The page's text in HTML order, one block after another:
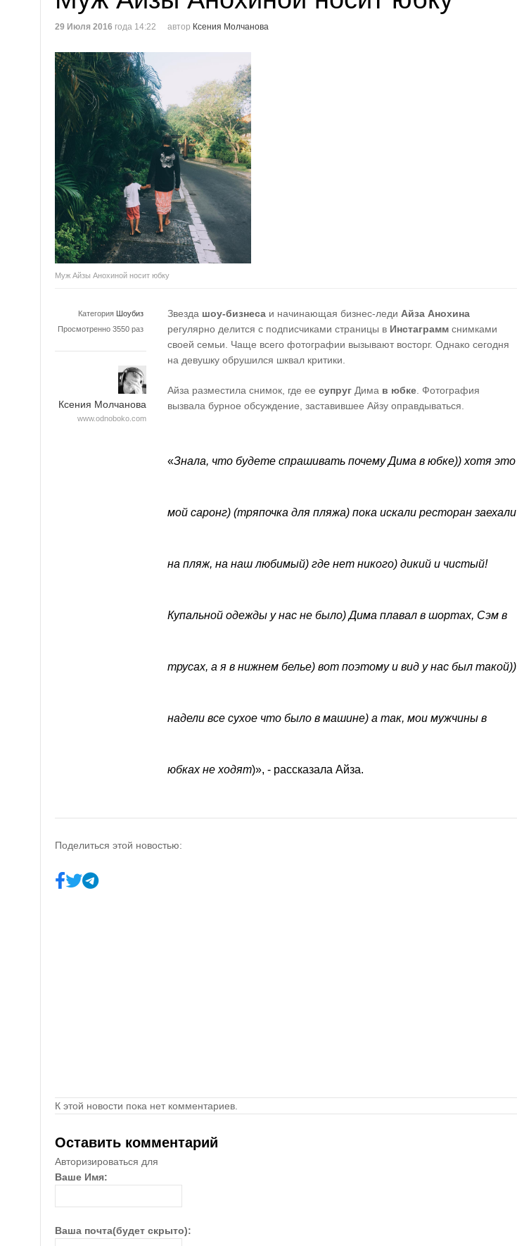
29 Июля 2016 года 14:22 автор Ксения Молчанова
Муж Айзы Анохиной носит юбку
Категория Шоубиз
Просмотренно 3550 раз
Ксения Молчанова
www.odnoboko.com
Звезда шоу-бизнеса и начинающая бизнес-леди Айза Анохина
регулярно делится с подписчиками страницы в Инстаграмм снимками
своей семьи. Чаще всего фотографии вызывают восторг. Однако сегодня
на девушку обрушился шквал критики.
Айза разместила снимок, где ее супруг Дима в юбке . Фотография
вызвала бурное обсуждение, заставившее Айзу оправдываться.
«Знала, что будете спрашивать почему Дима в юбке)) хотя это
мой саронг) (тряпочка для пляжа) пока искали ресторан заехали
на пляж, на наш любимый) где нет никого) дикий и чистый!
Купальной одежды у нас не было) Дима плавал в шортах, Сэм в
трусах, а я в нижнем белье) вот поэтому и вид у нас был такой))
надели все сухое что было в машине) а так, мои мужчины в
юбках не ходят)», - рассказала Айза.
Поделиться этой новостью:
К этой новости пока нет комментариев.
Оставить комментарий
Авторизироваться для
Ваше Имя:
Ваша почта(будет скрыто):